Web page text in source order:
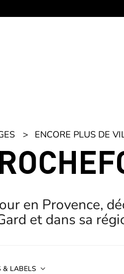
ENCORE PLUS DE
en Provence,
et dans sa
& LABELS